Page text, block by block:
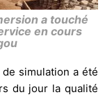
a touché
en cours
simulation a été
du jour la qualité